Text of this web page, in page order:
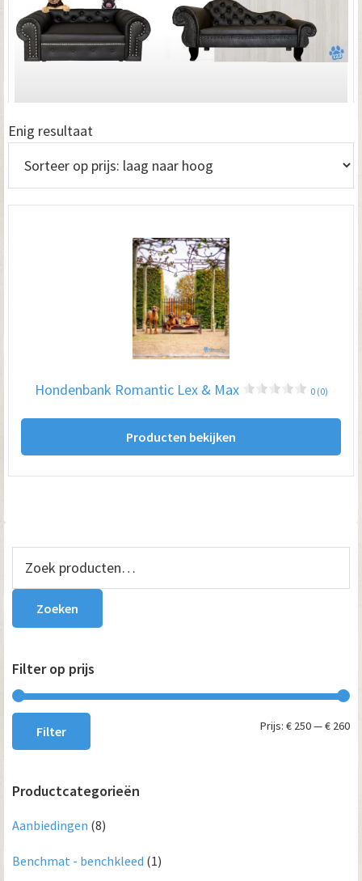
Enig resultaat
Hondenbank Romantic Lex & Max 0 (0)
Producten bekijken
Primaire
Sidebar
naar:
Zoeken
Filter op prijs
Filter Prijs: € 250—€ 260
Productcategorieën
Aanbiedingen (8)
Benchmat - benchkleed (1)